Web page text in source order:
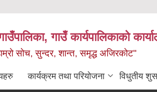
गाउँ कार्यपालिकाको
सोच, सुन्दर, शान्त, समृद्ध अजिरकोट"
कार्यक्रम तथा परियोजना विधुतीय